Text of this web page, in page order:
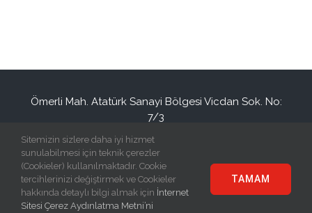
Ömerli Mah. Atatürk Sanayi Bölgesi Vicdan Sok. No:
7/3
+90(212) 886 94 34
© Copyright2026 | Eraplast Elektrik San. ve Tic. A.Ş | All Rights
Sitemizin sizlere daha iyi hizmet
sunulabilmesi için teknik çerezler
(Cookieler) kullanılmaktadır. Cookie
tercihlerinizi değiştirmek ve Cookieler
hakkında detaylı bilgi almak için İnternet
Sitesi Çerez Aydınlatma Metni’ni
TAMAM